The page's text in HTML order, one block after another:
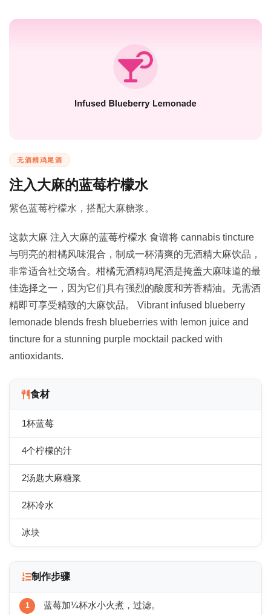
无酒精鸡尾酒
注入大麻的蓝莓柠檬水
紫色蓝莓柠檬水，搭配大麻糖浆。
这款大麻 注入大麻的蓝莓柠檬水 食谱将 cannabis tincture
与明亮的柑橘风味混合，制成一杯清爽的无酒精大麻饮品，
非常适合社交场合。柑橘无酒精鸡尾酒是掩盖大麻味道的最
佳选择之一，因为它们具有强烈的酸度和芳香精油。无需酒
精即可享受精致的大麻饮品。 Vibrant infused blueberry
lemonade blends fresh blueberries with lemon juice and
tincture for a stunning purple mocktail packed with
antioxidants.
食材
1杯蓝莓
4个柠檬的汁
2汤匙大麻糖浆
2杯冷水
冰块
制作步骤
蓝莓加¼杯水小火煮，过滤。